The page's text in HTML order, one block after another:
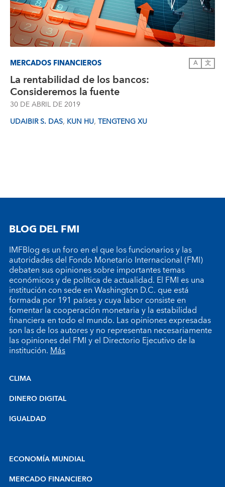
MERCADOS FINANCIEROS A 文
La rentabilidad de los bancos:
Consideremos la fuente
30 DE ABRIL DE 2019
UDAIBIR S. DAS, KUN HU, TENGTENG XU
BLOG DEL FMI
IMFBlog es un foro en el que los funcionarios y las
autoridades del Fondo Monetario Internacional (FMI)
debaten sus opiniones sobre importantes temas
económicos y de política de actualidad. El FMI es una
institución con sede en Washington D.C. que está
formada por 191 países y cuya labor consiste en
fomentar la cooperación monetaria y la estabilidad
financiera en todo el mundo. Las opiniones expresadas
son las de los autores y no representan necesariamente
las opiniones del FMI y el Directorio Ejecutivo de la
institución.Más
CLIMA
DINERO DIGITAL
IGUALDAD
ECONOMÍA MUNDIAL
MERCADO FINANCIERO